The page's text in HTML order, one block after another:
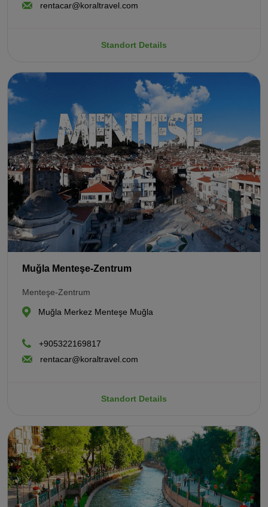
rentacar@koraltravel.com
Standort Details
Muğla Menteşe-Zentrum
Menteşe-Zentrum
Muğla Merkez Menteşe Muğla
+905322169817
rentacar@koraltravel.com
Standort Details